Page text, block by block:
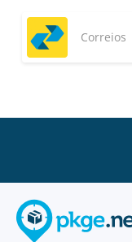
Correios